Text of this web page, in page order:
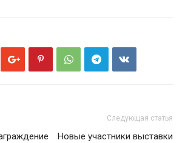
Следующая статья
Новые участники выставки